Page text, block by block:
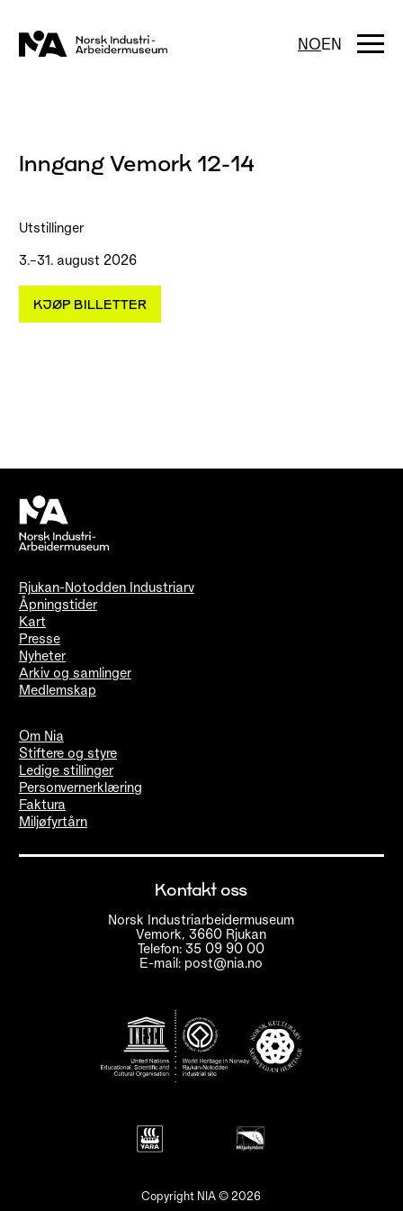
innhold
NOEN
Inngang Vemork 12-14
Utstillinger
3.–31. august 2026
KJØP BILLETTER
Rjukan-Notodden Industriarv
Åpningstider
Kart
Presse
Nyheter
Arkiv og samlinger
Medlemskap
Om Nia
Stiftere og styre
Ledige stillinger
Personvernerklæring
Faktura
Miljøfyrtårn
Kontakt oss
Norsk Industriarbeidermuseum
Vemork, 3660 Rjukan
Telefon: 35 09 90 00
E-mail: post@nia.no
Copyright NIA © 2026